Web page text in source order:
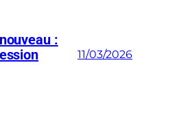
:
11/03/2026